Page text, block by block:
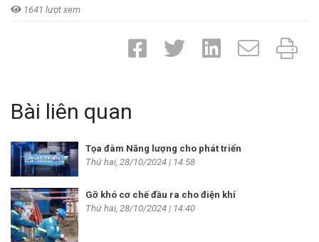
1641 lượt xem
Bài liên quan
Tọa đàm Năng lượng cho phát triển
Thứ hai, 28/10/2024 | 14:58
Gỡ khó cơ chế đầu ra cho điện khí
Thứ hai, 28/10/2024 | 14:40